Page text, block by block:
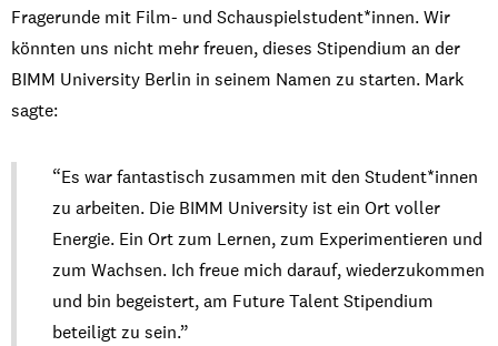
Fragerunde mit Film- und Schauspielstudent*innen. Wir
könnten uns nicht mehr freuen, dieses Stipendium an der
BIMM University Berlin in seinem Namen zu starten. Mark
sagte:
“Es war fantastisch zusammen mit den Student*innen
zu arbeiten. Die BIMM University ist ein Ort voller
Energie. Ein Ort zum Lernen, zum Experimentieren und
zum Wachsen. Ich freue mich darauf, wiederzukommen
und bin begeistert, am Future Talent Stipendium
beteiligt zu sein.”